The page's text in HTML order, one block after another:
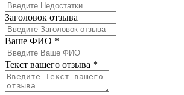
Заголовок отзыва
Ваше ФИО *
Текст вашего отзыва *